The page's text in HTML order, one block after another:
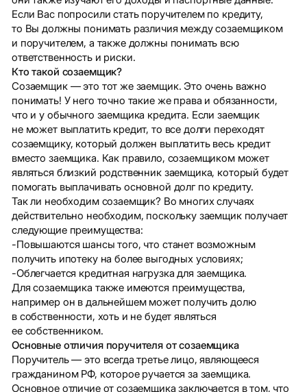
Если Вас попросили стать поручителем по кредиту,
то Вы должны понимать различия между созаемщиком
и поручителем, а также должны понимать всю
ответственность и риски.
Кто такой созаемщик?
Созаемщик — это тот же заемщик. Это очень важно
понимать! У него точно такие же права и обязанности,
что и у обычного заемщика кредита. Если заемщик
не может выплатить кредит, то все долги переходят
созаемщику, который должен выплатить весь кредит
вместо заемщика. Как правило, созаемщиком может
являться близкий родственник заемщика, который будет
помогать выплачивать основной долг по кредиту.
Так ли необходим созаемщик? Во многих случаях
действительно необходим, поскольку заемщик получает
следующие преимущества:
-Повышаются шансы того, что станет возможным
получить ипотеку на более выгодных условиях;
-Облегчается кредитная нагрузка для заемщика.
Для созаемщика также имеются преимущества,
например он в дальнейшем может получить долю
в собственности, хоть и не будет являться
ее собственником.
Основные отличия поручителя от созаемщика
Поручитель — это всегда третье лицо, являющееся
гражданином РФ, которое ручается за заемщика.
Основное отличие от созаемщика заключается в том, что